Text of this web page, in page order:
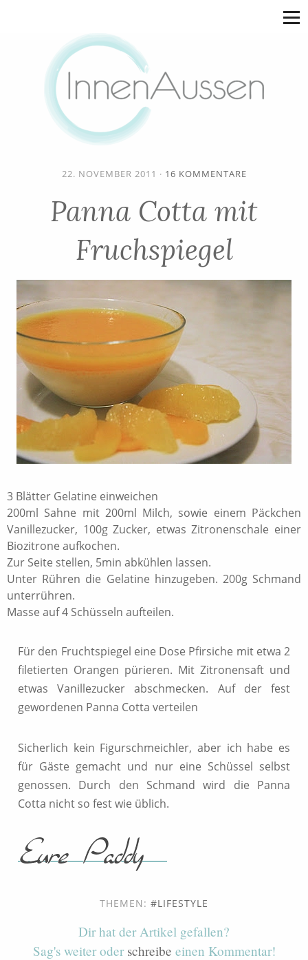
22. NOVEMBER 2011 · 16 KOMMENTARE
Panna Cotta mit
Fruchspiegel
3 Blätter Gelatine einweichen
200ml Sahne mit 200ml Milch, sowie einem Päckchen
Vanillezucker, 100g Zucker, etwas Zitronenschale einer
Biozitrone aufkochen.
Zur Seite stellen, 5min abkühlen lassen.
Unter Rühren die Gelatine hinzugeben. 200g Schmand
unterrühren.
Masse auf 4 Schüsseln aufteilen.
Für den Fruchtspiegel eine Dose Pfirsiche mit etwa 2
filetierten Orangen pürieren. Mit Zitronensaft und
etwas Vanillezucker abschmecken. Auf der fest
gewordenen Panna Cotta verteilen
Sicherlich kein Figurschmeichler, aber ich habe es
für Gäste gemacht und nur eine Schüssel selbst
genossen. Durch den Schmand wird die Panna
Cotta nicht so fest wie üblich.
THEMEN: LIFESTYLE
Dir hat der Artikel gefallen?
Sag's weiter oder schreibe einen Kommentar!